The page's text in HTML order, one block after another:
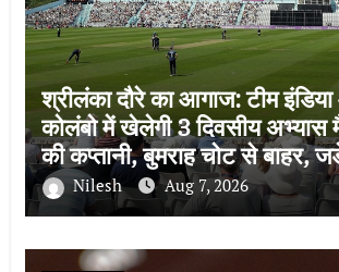
श्रीलंका दौरे का आगाज: टीम
कोलंबो में खेलेगी 3 दिवसीय
की कप्तानी, बुमराह चोट से बाहर,
वापसीNilesh Aug 7, 2026